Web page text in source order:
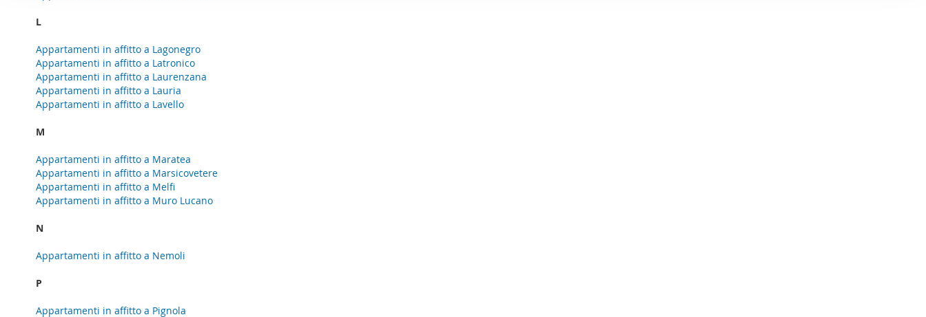
servizi.
d
e
l
c
e
s
L
Appartamenti in affitto a Lagonegro
Appartamenti in affitto a Latronico
Appartamenti in affitto a Laurenzana
Appartamenti in affitto a Lauria
Appartamenti in affitto a Lavello
M
Appartamenti in affitto a Maratea
Appartamenti in affitto a Marsicovetere
Appartamenti in affitto a Melfi
Appartamenti in affitto a Muro Lucano
N
Appartamenti in affitto a Nemoli
P
Appartamenti in affitto a Pignola